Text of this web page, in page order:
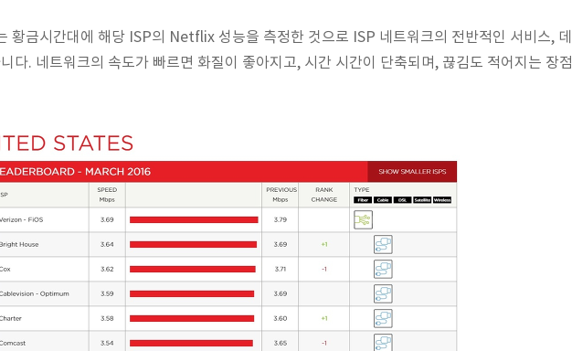
금시간대에 해당 ISP의 Netflix 성능을 측정한 것으로 ISP 네트워크의 전반적인 서비스, 데
다. 네트워크의 속도가 빠르면 화질이 좋아지 고, 시간 시간이 단축되며, 끊김도 적어지는 장점